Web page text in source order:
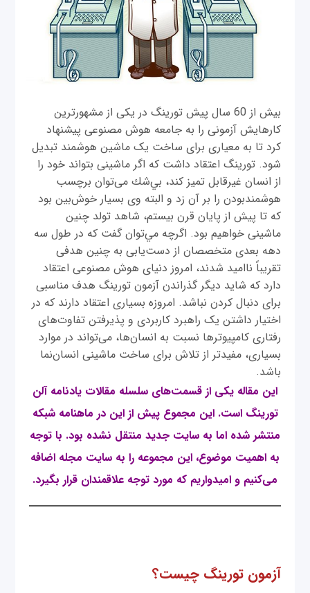
بیش از 60 سال پیش تورینگ در یکی از مشهورترین
کارهایش آزمونی را به جامعه هوش مصنوعی پیشنهاد
کرد تا به معیاری برای ساخت یک ماشین هوشمند تبدیل
شود. تورینگ اعتقاد داشت که اگر ماشینی بتواند خود را
از انسان غیرقابل تميز کند، بي‌شك می‌توان برچسب
هوشمندبودن را بر آن زد و البته وی بسيار خوش‌بین بود
که تا پیش از پایان قرن بیستم، شاهد تولد چنین
ماشینی خواهیم بود. اگرچه مي‌توان گفت كه در طول سه
دهه بعدی متخصصان از دست‌یابی به چنین هدفی
تقریباً ناامید شدند، امروز دنیای هوش مصنوعی اعتقاد
دارد که شاید دیگر گذراندن آزمون تورینگ هدف مناسبی
برای دنبال کردن نباشد. امروزه بسیاری اعتقاد دارند که در
اختیار داشتن یک راهبرد کاربردی و پذیرفتن تفاوت‌های
رفتاری کامپیوترها نسبت به انسان‌ها، می‌تواند در موارد
بسیاری، مفیدتر از تلاش برای ساخت ماشینی انسان‌نما
باشد.
این مقاله یکی از قسمت‌های سلسله مقالات یادنامه آلن
تورینگ است. این مجموع پیش از این در ماهنامه شبکه
منتشر شده اما به سایت جدید منتقل نشده بود. با توجه
به اهمیت موضوع، این مجموعه را به سایت مجله اضافه
می‌کنیم و امیدواریم که مورد توجه علاقمندان قرار بگیرد.
آزمون تورینگ چیست؟